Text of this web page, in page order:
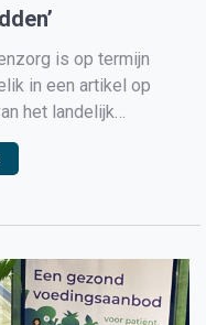
is op termijn
in een artikel op
het landelijk
(NLZVE) zijn
op de